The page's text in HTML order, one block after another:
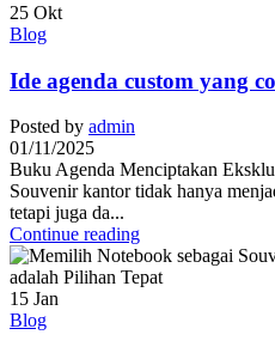
25 Okt
Blog
Ide agenda custom yang
Posted by admin
01/11/2025
Buku Agenda Menciptakan
Souvenir kantor tidak hanya
tetapi juga da...
Continue reading
15 Jan
Blog